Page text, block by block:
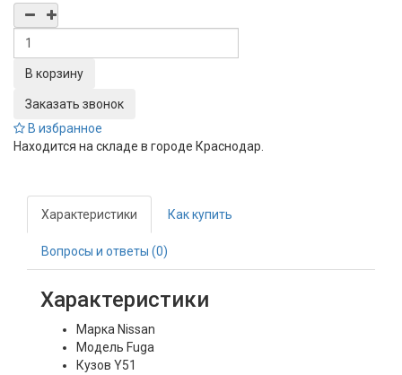
Заказать звонок
В избранное
Находится на складе в городе Краснодар.
Характеристики Как купить
Вопросы и ответы (0)
Характеристики
Марка Nissan
Модель Fuga
Кузов Y51